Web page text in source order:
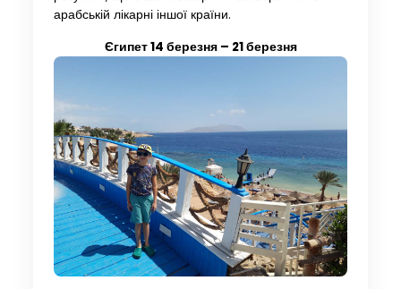
арабській лікарні іншої країни.
Єгипет 14 березня – 21 березня